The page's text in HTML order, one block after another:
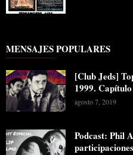
MENSAJES POPULARES
[Club Jeds]
1999.
agosto 7, 2019
Podcast: Phil